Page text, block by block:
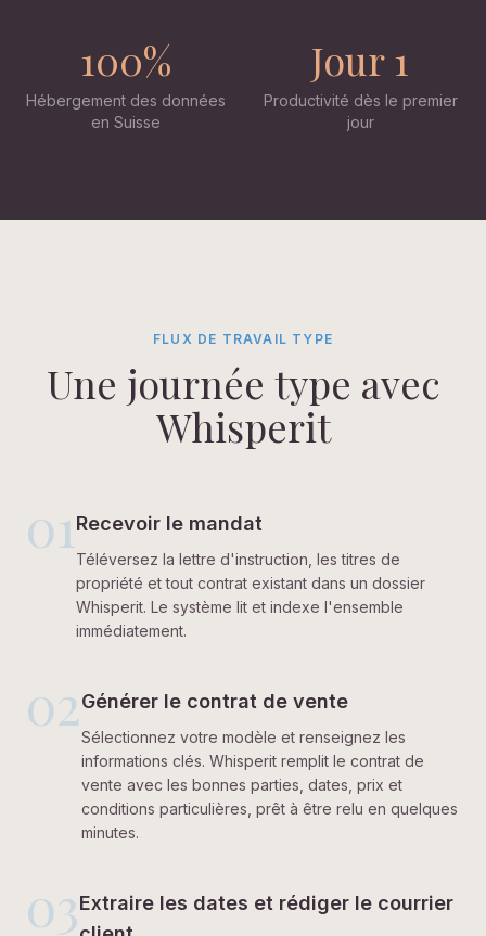
100%
Hébergement des données
en Suisse
Jour 1
Productivité dès le premier
jour
FLUX DE TRAVAIL TYPE
Une journée type avec
Whisperit
01 Recevoir le mandat
Téléversez la lettre d'instruction, les titres de
propriété et tout contrat existant dans un dossier
Whisperit. Le système lit et indexe l'ensemble
immédiatement.
02Générer le contrat de vente
Sélectionnez votre modèle et renseignez les
informations clés. Whisperit remplit le contrat de
vente avec les bonnes parties, dates, prix et
conditions particulières, prêt à être relu en quelques
minutes.
03Extraire les dates et rédiger le courrier